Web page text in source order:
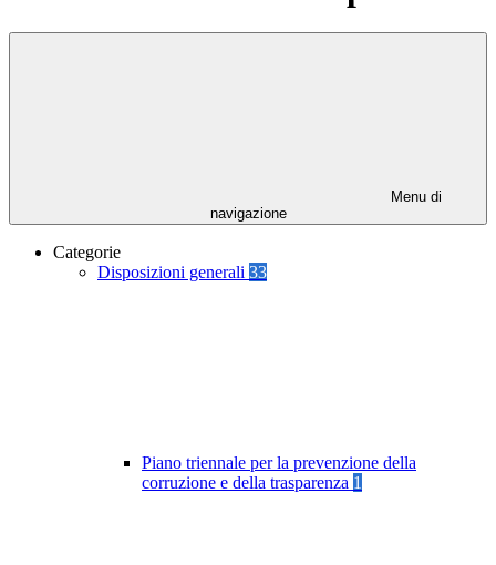
Menu di
navigazione
Categorie
Disposizioni generali 33
Piano triennale per la prevenzione della
corruzione e della trasparenza 1